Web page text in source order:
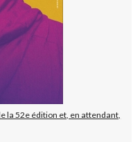
la 52e édition et, en attendant,